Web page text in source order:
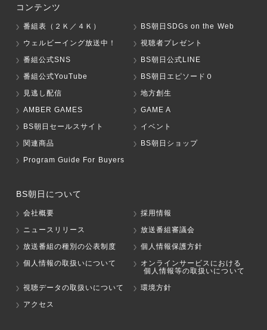
コンテンツ
番組表（２Ｋ／４Ｋ）
BS朝日SDGs on the Web
ウェルビーイング放送中！
視聴者プレゼント
番組公式SNS
BS朝日公式LINE
番組公式YouTube
BS朝日エピソード０
見逃し配信
地方創生
AMBER GAMES
GAME A
BS朝日セールスサイト
イベント
関連商品
BS朝日ショップ
Program Guide For Buyers
BS朝日について
会社概要
採用情報
ニュースリリース
放送番組審議会
放送番組の種別の公表制度
個人情報保護方針
個人情報の取扱いについて
オンラインサービスにおける
個人情報等の取扱いについて
視聴データの取扱いについて
環境方針
アクセス